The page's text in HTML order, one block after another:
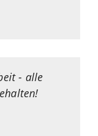
- alle